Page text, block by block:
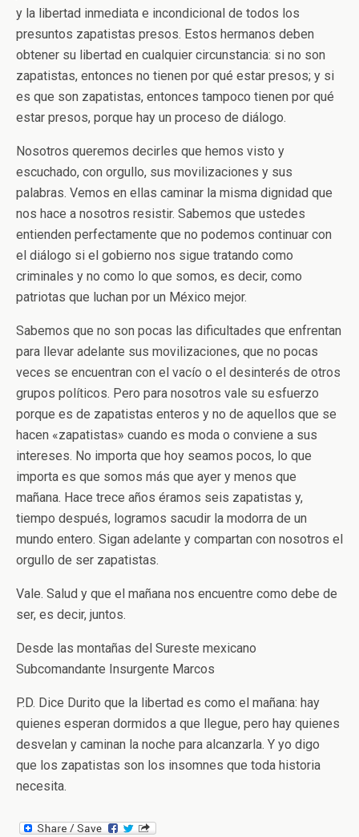
y la libertad inmediata e incondicional de todos los
presuntos zapatistas presos. Estos hermanos deben
obtener su libertad en cualquier circunstancia: si no son
zapatistas, entonces no tienen por qué estar presos; y si
es que son zapatistas, entonces tampoco tienen por qué
estar presos, porque hay un proceso de diálogo.
Nosotros queremos decirles que hemos visto y
escuchado, con orgullo, sus movilizaciones y sus
palabras. Vemos en ellas caminar la misma dignidad que
nos hace a nosotros resistir. Sabemos que ustedes
entienden perfectamente que no podemos continuar con
el diálogo si el gobierno nos sigue tratando como
criminales y no como lo que somos, es decir, como
patriotas que luchan por un México mejor.
Sabemos que no son pocas las dificultades que enfrentan
para llevar adelante sus movilizaciones, que no pocas
veces se encuentran con el vacío o el desinterés de otros
grupos políticos. Pero para nosotros vale su esfuerzo
porque es de zapatistas enteros y no de aquellos que se
hacen «zapatistas» cuando es moda o conviene a sus
intereses. No importa que hoy seamos pocos, lo que
importa es que somos más que ayer y menos que
mañana. Hace trece años éramos seis zapatistas y,
tiempo después, logramos sacudir la modorra de un
mundo entero. Sigan adelante y compartan con nosotros el
orgullo de ser zapatistas.
Vale. Salud y que el mañana nos encuentre como debe de
ser, es decir, juntos.
Desde las montañas del Sureste mexicano
Subcomandante Insurgente Marcos
P.D. Dice Durito que la libertad es como el mañana: hay
quienes esperan dormidos a que llegue, pero hay quienes
desvelan y caminan la noche para alcanzarla. Y yo digo
que los zapatistas son los insomnes que toda historia
necesita.